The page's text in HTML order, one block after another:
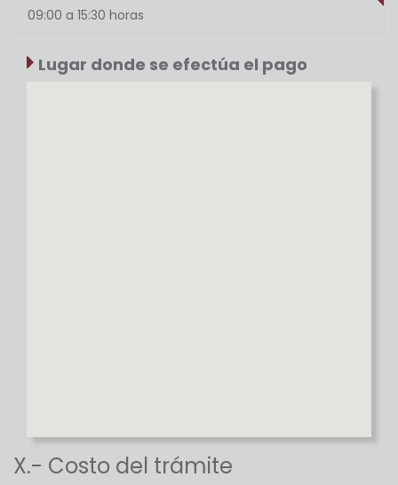
09:00 a 15:30 horas
Lugar donde se efectúa el pago
X.- Costo del trámite